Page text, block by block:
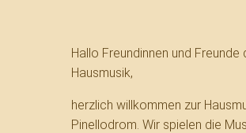
Hallo Freundinnen und Freunde
Hausmusik,
herzlich willkommen zur
Pinellodrom. Wir spielen die